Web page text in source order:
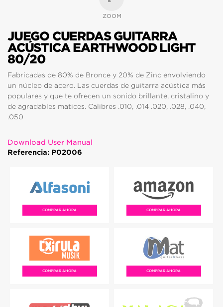
ZOOM
JUEGO CUERDAS GUITARRA
ACÚSTICA EARTHWOOD LIGHT
80/20
Fabricadas de 80% de Bronce y 20% de Zinc envolviendo
un núcleo de acero. Las cuerdas de guitarra acústica más
populares y que te ofrecen un sonido brillante, cristalino y
de agradables matices. Calibres .010, .014 .020, .028, .040,
.050
Download User Manual
Referencia: P02006
COMPRAR AHORA COMPRAR AHORA
COMPRAR AHORA COMPRAR AHORA